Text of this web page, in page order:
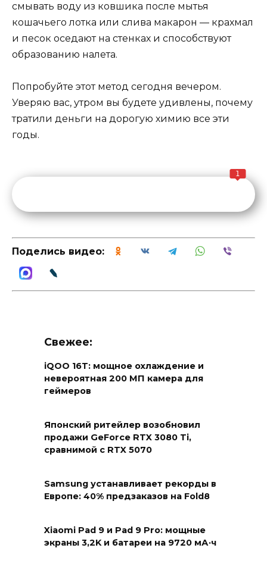
смывать воду из ковшика после мытья
кошачьего лотка или слива макарон — крахмал
и песок оседают на стенках и способствуют
образованию налета.
Попробуйте этот метод сегодня вечером.
Уверяю вас, утром вы будете удивлены, почему
тратили деньги на дорогую химию все эти
годы.
1
Поделись видео:
Свежее:
iQOO 16T: мощное охлаждение и
невероятная 200 МП камера для
геймеров
Японский ритейлер возобновил
продажи GeForce RTX 3080 Ti,
сравнимой с RTX 5070
Samsung устанавливает рекорды в
Европе: 40% предзаказов на Fold8
Xiaomi Pad 9 и Pad 9 Pro: мощные
экраны 3,2K и батареи на 9720 мА·ч